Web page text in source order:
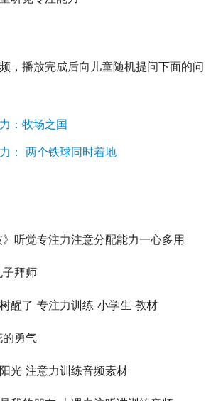
，播放完成后向儿童随机提问下面的问
：牧场之国
： 两个铁球同时着地
》听觉专注力注意分配能力一心多用
拜师
醒了 专注力训练 小学生 教材
勇气
光 注意力训练音频素材